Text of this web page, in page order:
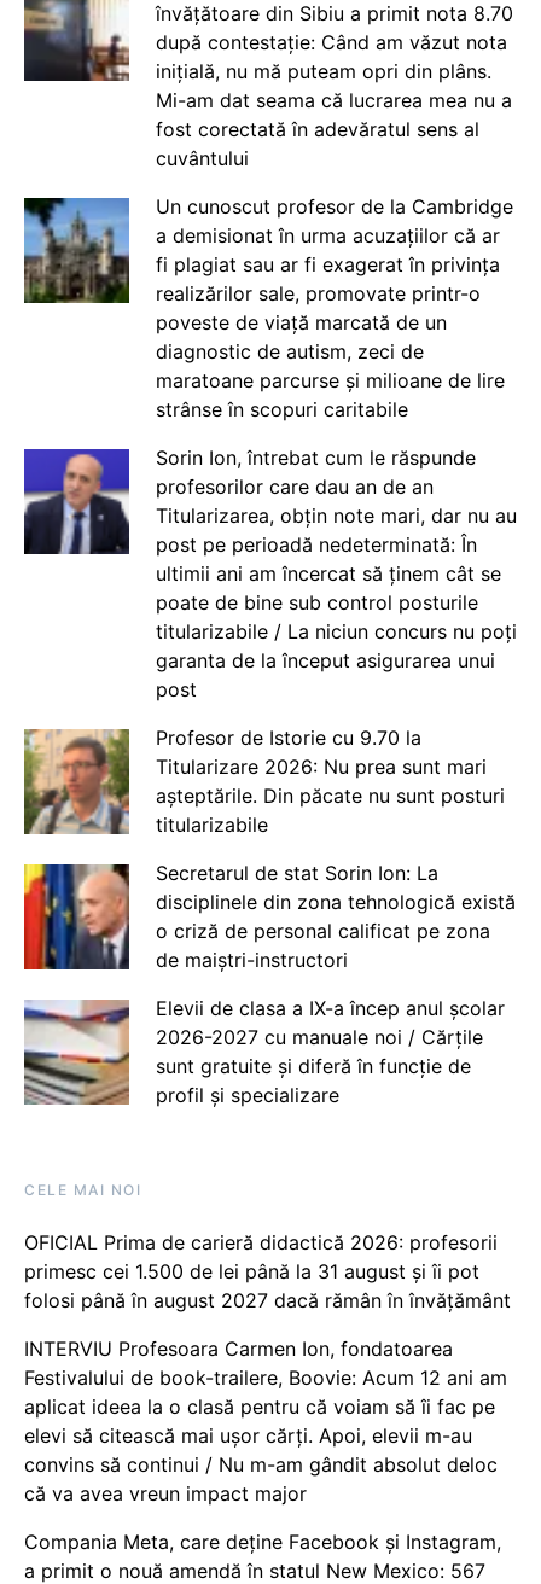
învățătoare din Sibiu a primit nota 8.70
după contestație: Când am văzut nota
inițială, nu mă puteam opri din plâns.
Mi-am dat seama că lucrarea mea nu a
fost corectată în adevăratul sens al
cuvântului
Un cunoscut profesor de la Cambridge
a demisionat în urma acuzațiilor că ar
fi plagiat sau ar fi exagerat în privința
realizărilor sale, promovate printr-o
poveste de viață marcată de un
diagnostic de autism, zeci de
maratoane parcurse și milioane de lire
strânse în scopuri caritabile
Sorin Ion, întrebat cum le răspunde
profesorilor care dau an de an
Titularizarea, obțin note mari, dar nu au
post pe perioadă nedeterminată: În
ultimii ani am încercat să ținem cât se
poate de bine sub control posturile
titularizabile / La niciun concurs nu poți
garanta de la început asigurarea unui
post
Profesor de Istorie cu 9.70 la
Titularizare 2026: Nu prea sunt mari
așteptările. Din păcate nu sunt posturi
titularizabile
Secretarul de stat Sorin Ion: La
disciplinele din zona tehnologică există
o criză de personal calificat pe zona
de maiștri-instructori
Elevii de clasa a IX-a încep anul școlar
2026-2027 cu manuale noi / Cărțile
sunt gratuite și diferă în funcție de
profil și specializare
CELE MAI NOI
OFICIAL Prima de carieră didactică 2026: profesorii
primesc cei 1.500 de lei până la 31 august și îi pot
folosi până în august 2027 dacă rămân în învățământ
INTERVIU Profesoara Carmen Ion, fondatoarea
Festivalului de book-trailere, Boovie: Acum 12 ani am
aplicat ideea la o clasă pentru că voiam să îi fac pe
elevi să citească mai ușor cărți. Apoi, elevii m-au
convins să continui / Nu m-am gândit absolut deloc
că va avea vreun impact major
Compania Meta, care deține Facebook și Instagram,
a primit o nouă amendă în statul New Mexico: 567